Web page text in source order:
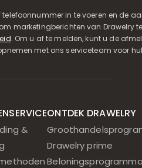
in te voeren en de
marketingberichten van Drawelry
. Om u af te melden, kunt u de
met ons serviceteam voor
&
ONTDEK DRAWELRY
Drawelry prime